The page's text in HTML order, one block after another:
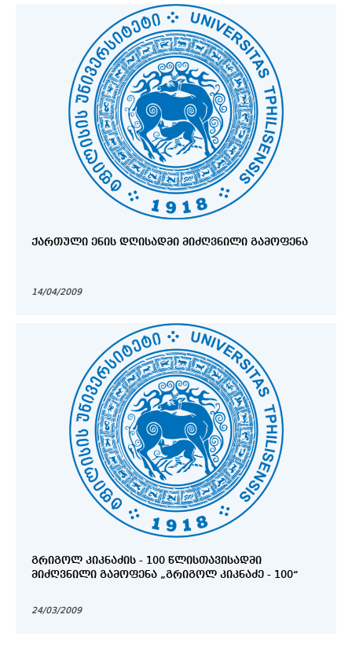
ᲥᲐᲠᲗᲣᲚᲘ ᲔᲜᲘᲡ ᲓᲦᲘᲡᲐᲓᲛᲘ ᲛᲘᲫᲦᲕᲜᲘᲚᲘ ᲒᲐᲛᲝᲤᲔᲜᲐ
14/04/2009
ᲒᲠᲘᲒᲝᲚ ᲙᲘᲙᲜᲐᲫᲘᲡ - 100 ᲬᲚᲘᲡᲗᲐᲕᲘᲡᲐᲓᲛᲘ
ᲛᲘᲫᲦᲕᲜᲘᲚᲘ ᲒᲐᲛᲝᲤᲔᲜᲐ „ᲒᲠᲘᲒᲝᲚ ᲙᲘᲙᲜᲐᲫᲔ - 100“
24/03/2009